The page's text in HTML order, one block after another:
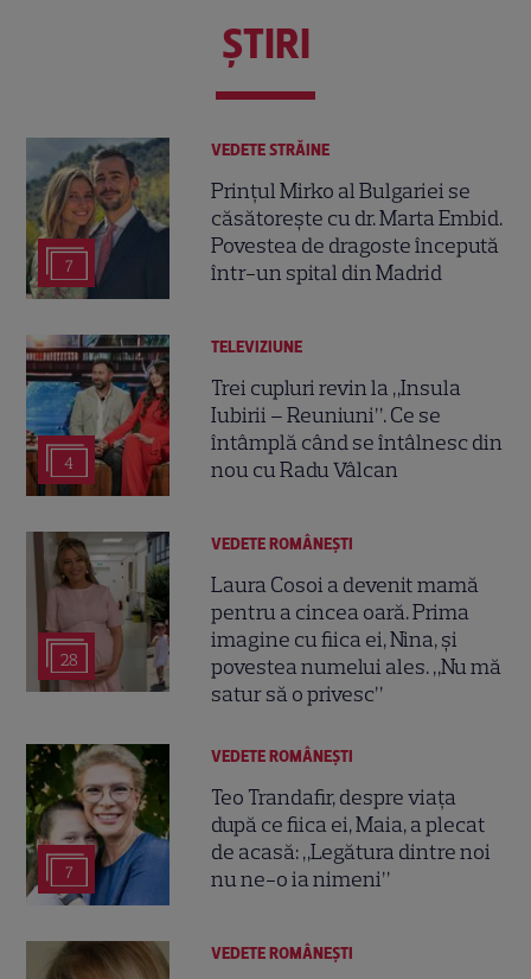
ŞTIRI
7
VEDETE STRĂINE
Prințul Mirko al Bulgariei se
căsătorește cu dr. Marta Embid.
Povestea de dragoste începută
într-un spital din Madrid
4
TELEVIZIUNE
Trei cupluri revin la „Insula
Iubirii – Reuniuni”. Ce se
întâmplă când se întâlnesc din
nou cu Radu Vâlcan
28
VEDETE ROMÂNEŞTI
Laura Cosoi a devenit mamă
pentru a cincea oară. Prima
imagine cu fiica ei, Nina, și
povestea numelui ales. „Nu mă
satur să o privesc”
7
VEDETE ROMÂNEŞTI
Teo Trandafir, despre viața
după ce fiica ei, Maia, a plecat
de acasă: „Legătura dintre noi
nu ne-o ia nimeni”
VEDETE ROMÂNEŞTI